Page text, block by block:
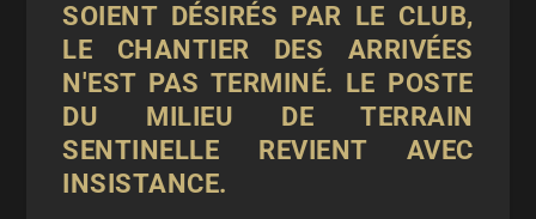
SOIENT DÉSIRÉS PAR LE CLUB,
LE CHANTIER DES ARRIVÉES
N'EST PAS TERMINÉ. LE POSTE
DU MILIEU DE TERRAIN
SENTINELLE REVIENT AVEC
INSISTANCE.